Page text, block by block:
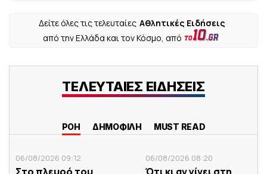
Δείτε όλες τις τελευταίες Αθλητικές Ειδήσεις
από την Ελλάδα και τον Κόσμο, από
ΤΕΛΕΥΤΑΙΕΣ ΕΙΔΗΣΕΙΣ
ΡΟΗ ΔΗΜΟΦΙΛΗ MUST READ
06/08/2026 09:12 06/08/2026 08:20